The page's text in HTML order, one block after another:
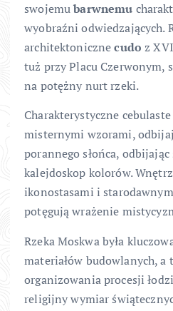
swojemubarwnemu
wyobraźni odwiedzających.
architektonicznecudo z
tuż przy Placu Czerwonym,
na potężny nurt rzeki.
Charakterystyczne
misternymi wzorami,
porannego słońca,
kalejdoskop kolorów.
ikonostasami i
potęgują wrażenie
Rzeka Moskwa była
materiałów budowlanych, a
organizowania procesji
religijny wymiar